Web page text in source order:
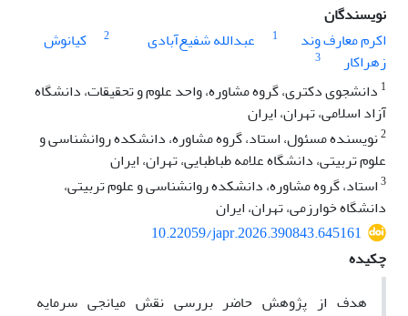
نویسندگان
اکرم معارف وند
1 عبدالله شفیع‌آبادی 2
کیانوش
زهراکار
3
1 دانشجوی دکتری، گروه مشاوره، واحد علوم و تحقیقات، دانشگاه
آزاد اسلامی، تهران، ایران
2نویسنده مسئول، استاد، گروه مشاوره، دانشکده روانشناسی و
علوم تربیتی، دانشگاه علامه طباطبایی، تهران، ایران
3استاد، گروه مشاوره، دانشکده روانشناسی و علوم تربیتی،
دانشگاه خوارزمی، تهران، ایران
10.22059/japr.2026.390843.645161
چکیده
هدف از پژوهش حاضر بررسی نقش میانجی سرمایه